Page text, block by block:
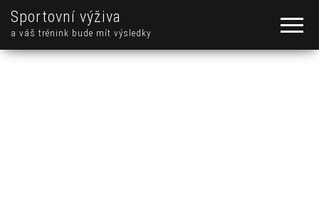
Sportovní výživa
a váš trénink bude mít výsledky